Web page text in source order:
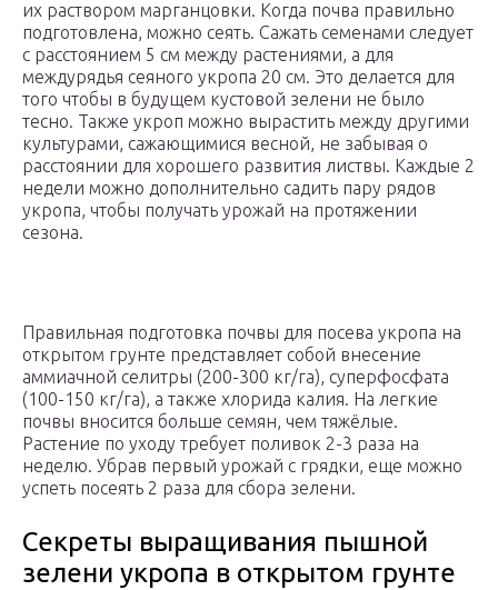
их раствором марганцовки. Когда почва правильно
подготовлена, можно сеять. Сажать семенами следует
с расстоянием 5 см между растениями, а для
междурядья сеяного укропа 20 см. Это делается для
того чтобы в будущем кустовой зелени не было
тесно. Также укроп можно вырастить между другими
культурами, сажающимися весной, не забывая о
расстоянии для хорошего развития листвы. Каждые 2
недели можно дополнительно садить пару рядов
укропа, чтобы получать урожай на протяжении
сезона.
Правильная подготовка почвы для посева укропа на
открытом грунте представляет собой внесение
аммиачной селитры (200-300 кг/га), суперфосфата
(100-150 кг/га), а также хлорида калия. На легкие
почвы вносится больше семян, чем тяжёлые.
Растение по уходу требует поливок 2-3 раза на
неделю. Убрав первый урожай с грядки, еще можно
успеть посеять 2 раза для сбора зелени.
Секреты выращивания пышной
зелени укропа в открытом грунте